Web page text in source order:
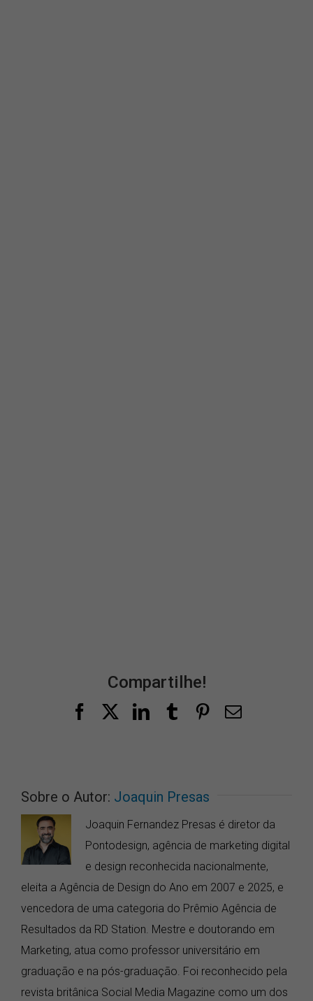
Compartilhe!
FacebookLinkedInTumblrPinterest
E-
Sobre o Autor: Joaquin Presas
Joaquin Fernandez Presas é diretor da
Pontodesign, agência de marketing digital
e design reconhecida nacionalmente,
eleita a Agência de Design do Ano em 2007 e 2025, e
vencedora de uma categoria do Prêmio Agência de
Resultados da RD Station. Mestre e doutorando em
Marketing, atua como professor universitário em
graduação e na pós-graduação. Foi reconhecido pela
revista britânica Social Media Magazine como um dos